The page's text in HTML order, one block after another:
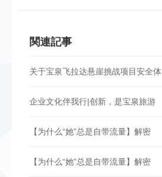
関連記事
关于宝泉飞拉达悬崖挑战项目安全体
企业文化伴我行|创新，是宝泉旅游
【为什么“她”总是自带流量】解密
【为什么“她”总是自带流量】解密